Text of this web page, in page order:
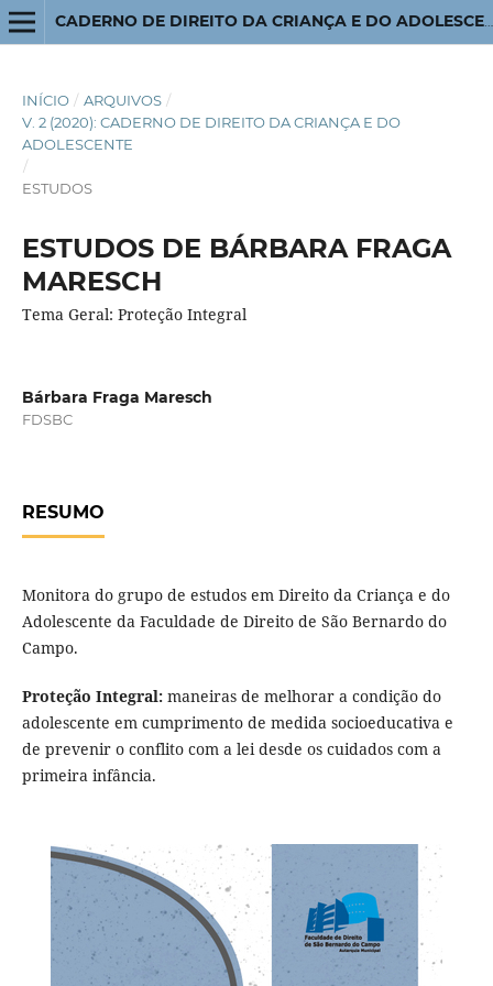
CADERNO DE DIREITO DA CRIANÇA E DO ADOLESCENTE
INÍCIO / ARQUIVOS /
V. 2 (2020): CADERNO DE DIREITO DA CRIANÇA E DO
ADOLESCENTE
/
ESTUDOS
ESTUDOS DE BÁRBARA FRAGA
MARESCH
Tema Geral: Proteção Integral
Bárbara Fraga Maresch
FDSBC
RESUMO
Monitora do grupo de estudos em Direito da Criança e do
Adolescente da Faculdade de Direito de São Bernardo do
Campo.
Proteção Integral:maneiras de melhorar a condição do
adolescente em cumprimento de medida socioeducativa e
de prevenir o conflito com a lei desde os cuidados com a
primeira infância.